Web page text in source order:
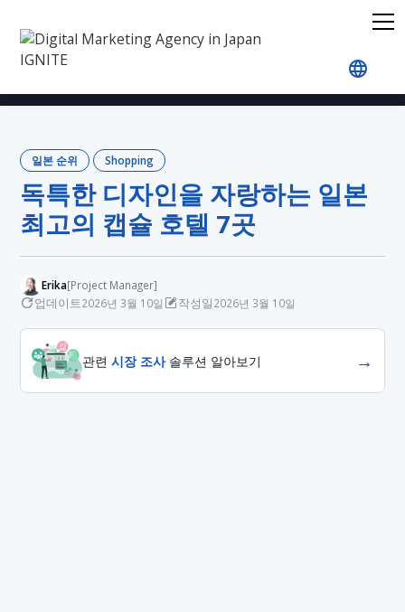
독특
일본 순위 Shopping
독특한 디자인을 자랑하는 일본
최고의 캡슐 호텔 7곳
Erika[Project Manager]
업데이트2026년 3월 10일 작성일2026년 3월 10일
관련시장 조사솔루션 알아보기 →